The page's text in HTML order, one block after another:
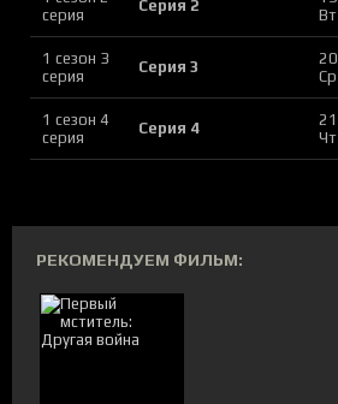
серия
Серия 2
Вт
1 сезон 3
серия
Серия 3
Ср
1 сезон 4
серия
Серия 4
Чт
РЕКОМЕНДУЕМ ФИЛЬМ: